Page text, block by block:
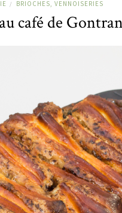
/ BRIOCHES, VENNOISERIES
café de